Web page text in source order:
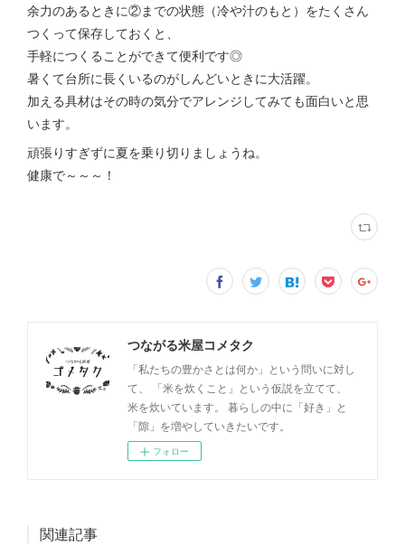
余力のあるときに②までの状態（冷や汁のもと）をたくさん
つくって保存しておくと、
手軽につくることができて便利です◎
暑くて台所に長くいるのがしんどいときに大活躍。
加える具材はその時の気分でアレンジしてみても面白いと思
います。
頑張りすぎずに夏を乗り切りましょうね。
健康で～～～！
つながる米屋コメタク
「私たちの豊かさとは何か」という問いに対し
て、 「米を炊くこと」という仮説を立てて、
米を炊いています。 暮らしの中に「好き」と
「隙」を増やしていきたいです。
フォロー
関連記事